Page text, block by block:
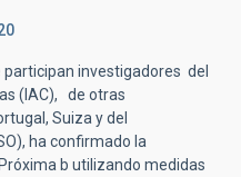
participan investigadores del
(IAC), de otras
Suiza y del
ha confirmado la
b utilizando medidas